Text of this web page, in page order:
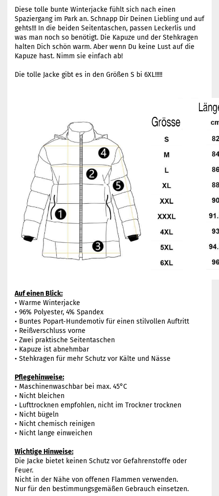
Diese tolle bunte Winterjacke fühlt sich nach einen
Spaziergang im Park an. Schnapp Dir Deinen Liebling und auf
gehts!!! In die beiden Seitentaschen, passen Leckerlis und
was man noch so benötigt. Die Kapuze und der Stehkragen
halten Dich schön warm. Aber wenn Du keine Lust auf die
Kapuze hast. Nimm sie einfach ab!
Die tolle Jacke gibt es in den Größen S bi 6XL!!!!!
Auf einen Blick:
• Warme Winterjacke
• 96% Polyester, 4% Spandex
• Buntes Popart-Hundemotiv für einen stilvollen Auftritt
• Reißverschluss vorne
• Zwei praktische Seitentaschen
• Kapuze ist abnehmbar
• Stehkragen für mehr Schutz vor Kälte und Nässe
Pflegehinweise:
• Maschinenwaschbar bei max. 45°C
• Nicht bleichen
• Lufttrocknen empfohlen, nicht im Trockner trocknen
• Nicht bügeln
• Nicht chemisch reinigen
• Nicht lange einweichen
Wichtige Hinweise:
Die Jacke bietet keinen Schutz vor Gefahrenstoffe oder
Feuer.
Nicht in der Nähe von offenen Flammen verwenden.
Nur für den bestimmungsgemäßen Gebrauch einsetzen.